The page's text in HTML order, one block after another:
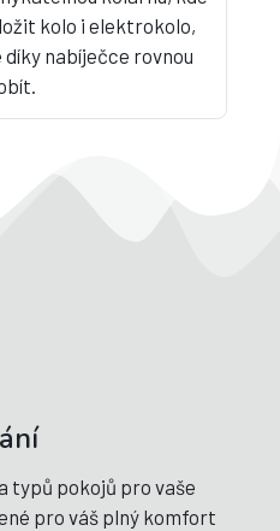
kolo i elektrokolo,
nabíječce rovnou
typů pokojů pro vaše
pro váš plný komfort